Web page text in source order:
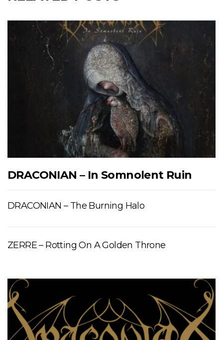
DRACONIAN – In Somnolent Ruin
DRACONIAN – The Burning Halo
ZERRE – Rotting On A Golden Throne